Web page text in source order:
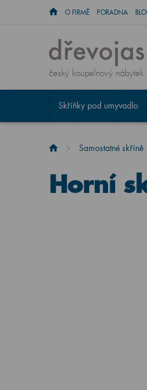
O FIRMĚ PORADNA
český koupelnový nábytek
Skříňky pod umyvadlo
Samostatné skříně
Horní